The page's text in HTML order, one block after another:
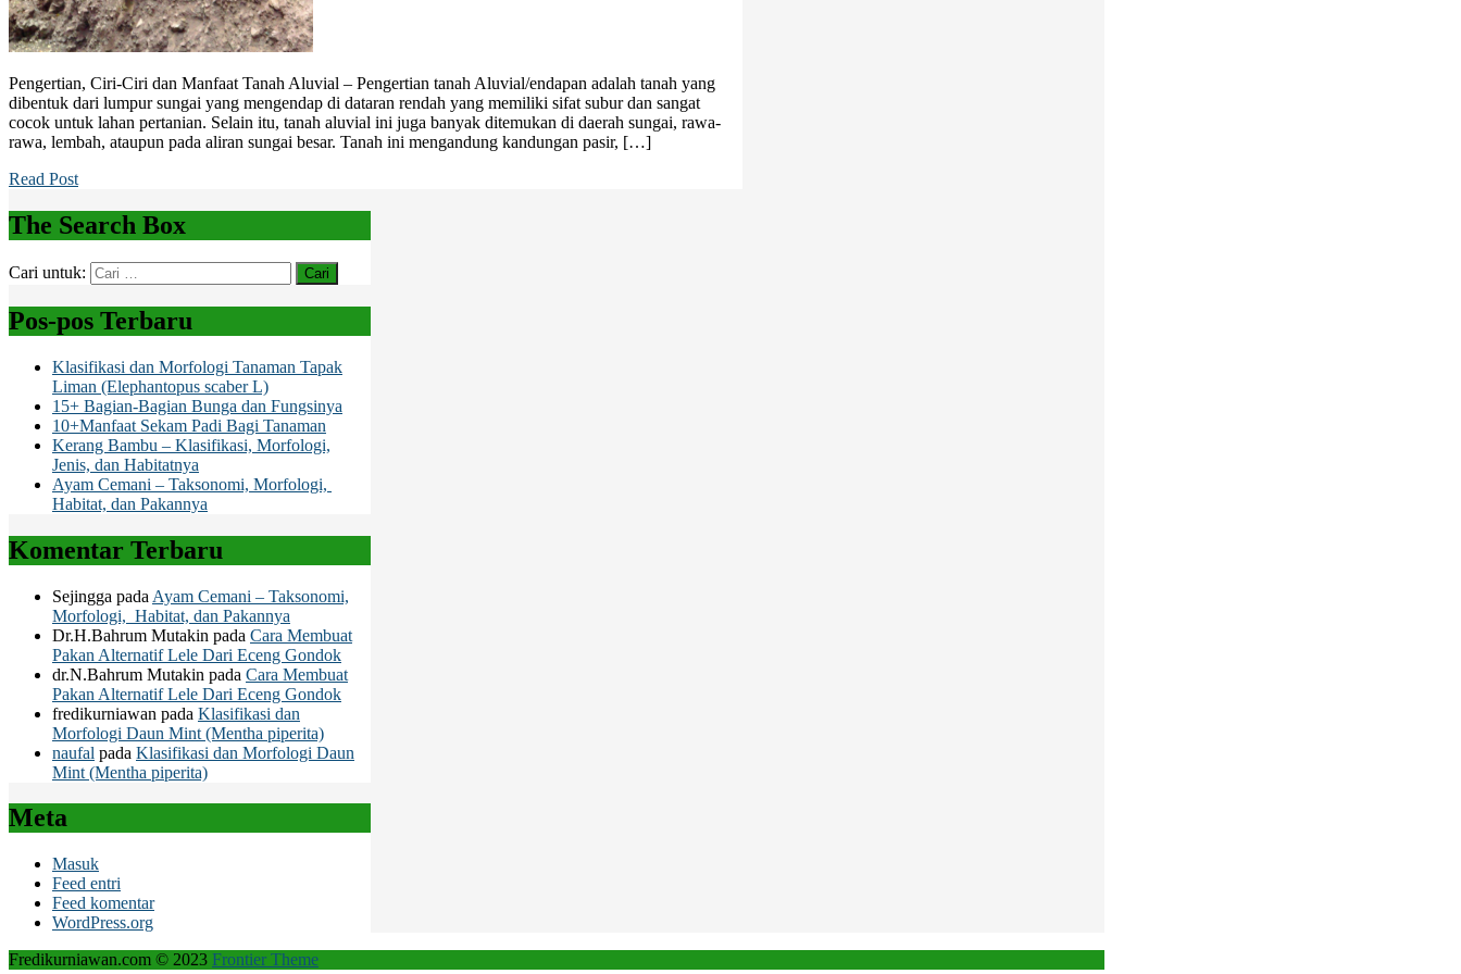
Pengertian, Ciri-Ciri dan Manfaat Tanah Aluvial – Pengertian tanah Aluvial/endapan adalah tanah yang
dibentuk dari lumpur sungai yang mengendap di dataran rendah yang memiliki sifat subur dan sangat
cocok untuk lahan pertanian. Selain itu, tanah aluvial ini juga banyak ditemukan di daerah sungai, rawa-
rawa, lembah, ataupun pada aliran sungai besar. Tanah ini mengandung kandungan pasir, […]
Read Post
The Search Box
Cari untuk:
Pos-pos Terbaru
Klasifikasi dan Morfologi Tanaman Tapak
Liman (Elephantopus scaber L)
15+ Bagian-Bagian Bunga dan Fungsinya
10+Manfaat Sekam Padi Bagi Tanaman
Kerang Bambu – Klasifikasi, Morfologi,
Jenis, dan Habitatnya
Ayam Cemani – Taksonomi, Morfologi,
Habitat, dan Pakannya
Komentar Terbaru
Sejingga pada Ayam Cemani – Taksonomi,
Morfologi, Habitat, dan Pakannya
Dr.H.Bahrum Mutakin pada Cara Membuat
Pakan Alternatif Lele Dari Eceng Gondok
dr.N.Bahrum Mutakin pada Cara Membuat
Pakan Alternatif Lele Dari Eceng Gondok
fredikurniawan pada Klasifikasi dan
Morfologi Daun Mint (Mentha piperita)
naufal pada Klasifikasi dan Morfologi Daun
Mint (Mentha piperita)
Meta
Masuk
Feed entri
Feed komentar
WordPress.org
Fredikurniawan.com © 2023 Frontier Theme